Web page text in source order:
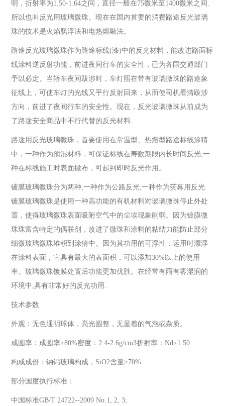
明，折射率为1.50-1.64之间，直径一般在75微米至1400微米之间.
所以也叫反光用玻璃微珠。现在在国内首要的消费路途反光玻璃
珠的技术是火焰飘浮法和电热熔融法。
路途反光玻璃微珠作为路途标线(漆)中的反光材料，能改进路面标
线涂料逆反射功能，前进夜间行车的安全性，已为各国交通部门
予以必定。当轿车夜间跋涉时，车灯照在带有玻璃微珠的路途象
征线上，可使车灯的光线又平行反射回来，从而使司机看清跋涉
方向，前进了夜间行车的安全性。现在，反光玻璃微珠从前成为
了路途安全商品中不行代替的反光材料.
路途用反光玻璃微珠，首要使用在常温型、热熔型路途标线涂猜
中，一种作为预混材料，可保证标线在寿数期限内长时间反光;一
种在标线施工时表面撒布，可起到即时反光作用。
镀膜玻璃微珠分为两种,一种作为公路反光,一种作为荧幕用反光.
镀膜玻璃微珠是使用一种高功能的有机材料对玻璃微珠停止外处
置，使得玻璃微珠表面吸附空气中的尘埃现象削弱。因为镀膜微
珠珠富含特定的偶联剂，改进了微珠和涂料的粘结力能防止部分
细微玻璃微珠堆积到涂猜中。因为其功用的可浮性，运用时漂浮
在涂料表面，它具有最大的表面积，可以添加30%以上的使用
率。玻璃微珠镀膜处置后功能更加优胜。在经常有雨有雾湿润的
环境中,具有非常好的反光功用.
技术参数
外观：无色通明球体，亮光圆整，无显着的气泡或杂质。
成圆率：成圆率≥80%密度：2.4-2.6g/cm3折射率：Nd≥1.50
构成成份：钠钙玻璃构成，SiO2含量>70%
部分国度执行标准：
中国标准GB/T 24722--2009 No.1, 2, 3;